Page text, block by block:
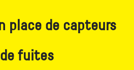
place de capteurs
fuites